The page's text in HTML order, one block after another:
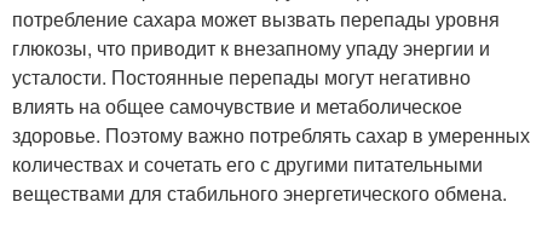
потребление сахара может вызвать перепады уровня
глюкозы, что приводит к внезапному упаду энергии и
усталости. Постоянные перепады могут негативно
влиять на общее самочувствие и метаболическое
здоровье. Поэтому важно потреблять сахар в умеренных
количествах и сочетать его с другими питательными
веществами для стабильного энергетического обмена.